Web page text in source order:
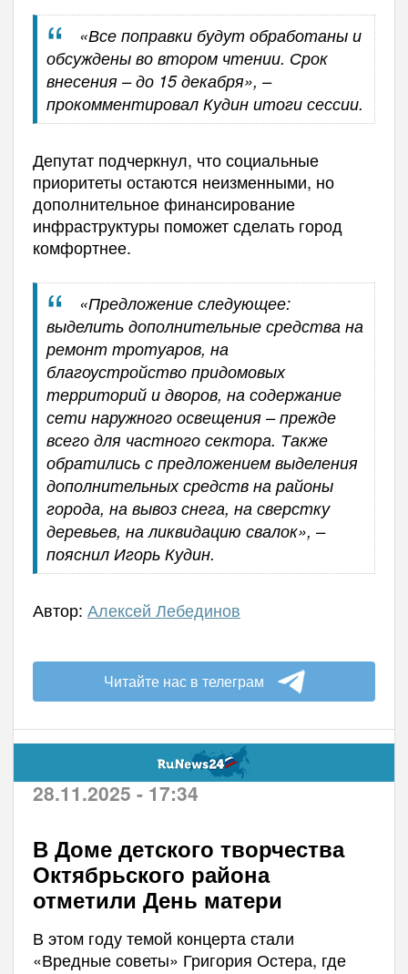
«Все поправки будут обработаны и
обсуждены во втором чтении. Срок
внесения – до 15 декабря», –
прокомментировал Кудин итоги сессии.
Депутат подчеркнул, что социальные
приоритеты остаются неизменными, но
дополнительное финансирование
инфраструктуры поможет сделать город
комфортнее.
«Предложение следующее:
выделить дополнительные средства на
ремонт тротуаров, на
благоустройство придомовых
территорий и дворов, на содержание
сети наружного освещения – прежде
всего для частного сектора. Также
обратились с предложением выделения
дополнительных средств на районы
города, на вывоз снега, на сверстку
деревьев, на ликвидацию свалок», –
пояснил Игорь Кудин.
Автор: Алексей Лебединов
Читайте нас в телеграм
28.11.2025 - 17:34
В Доме детского творчества
Октябрьского района
отметили День матери
В этом году темой концерта стали
«Вредные советы» Григория Остера, где